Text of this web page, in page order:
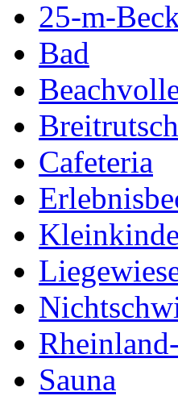
25-m-
Bad
Cafeteria
Sauna